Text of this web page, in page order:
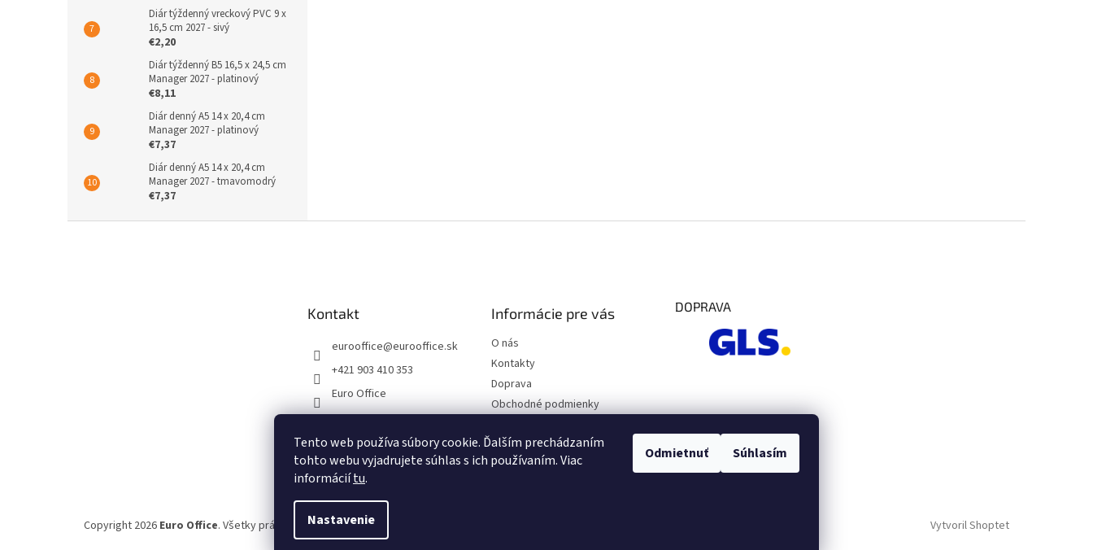
Tento web používa súbory cookie. Ďalším prechádzaním
tohto webu vyjadrujete súhlas s ich používaním. Viac
informáciítu.
Nastavenie
Odmietnuť Súhlasím
Diár týždenný vreckový PVC 9 x
16,5 cm 2027 - sivý
€2,20
Diár týždenný B5 16,5 x 24,5 cm
Manager 2027 - platinový
€8,11
Diár denný A5 14 x 20,4 cm
Manager 2027 - platinový
€7,37
Diár denný A5 14 x 20,4 cm
Manager 2027 - tmavomodrý
€7,37
Kontakt
eurooffice@eurooffice.sk
+421 903 410 353
Euro Office
Informácie pre vás
O nás
Kontakty
Doprava
Obchodné podmienky
údajov
Moja objednávka
DOPRAVA
Vytvoril Shoptet
Copyright 2026 Euro Office. Všetky práva vyhradené.